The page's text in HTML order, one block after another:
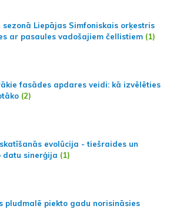
sezonā Liepājas Simfoniskais orķestris
ar pasaules vadošajiem čellistiem (1)
fasādes apdares veidi: kā izvēlēties
(2)
evolūcija - tiešraides un
datu sinerģija (1)
pludmalē piekto gadu norisināsies